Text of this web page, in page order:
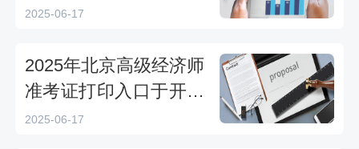
月17日至21日打印
2025-06-17
2025年北京高级经济师
准考证打印入口于开通
6月17日开通
2025-06-17